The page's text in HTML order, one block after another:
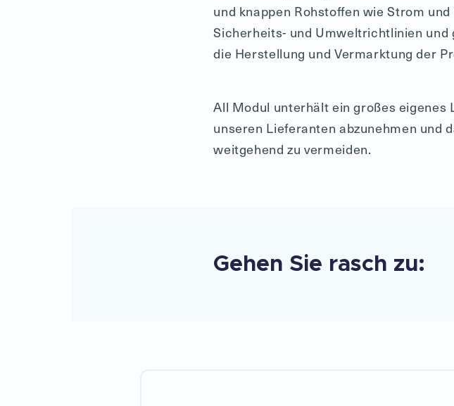
und knappen Rohstoffen wie Strom
Sicherheits- und Umweltrichtlinien
die Herstellung und Vermarktung der
All Modul unterhält ein großes eigenes
unseren Lieferanten abzunehmen und
weitgehend zu vermeiden.
Gehen Sie rasch zu: